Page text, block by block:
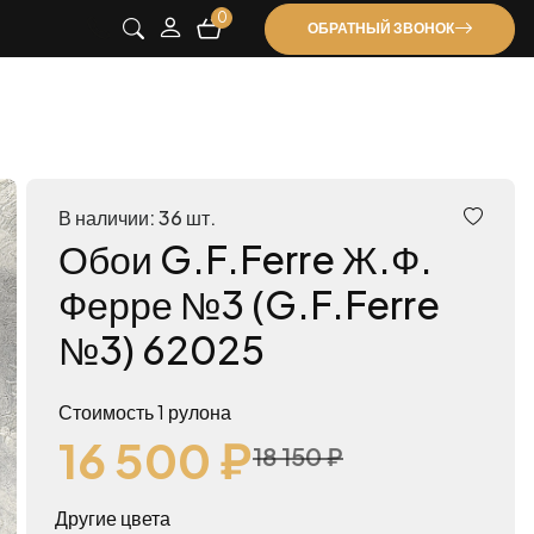
0
ОБРАТНЫЙ ЗВОНОК
В наличии: 36 шт.
Обои G.F.Ferre Ж.Ф.
Ферре №3 (G.F.Ferre
№3) 62025
Стоимость 1 рулона
16 500 ₽18 150 ₽
Другие цвета